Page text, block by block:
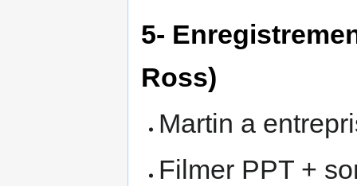
5-
Ross)
Martin a
Filmer PPT +